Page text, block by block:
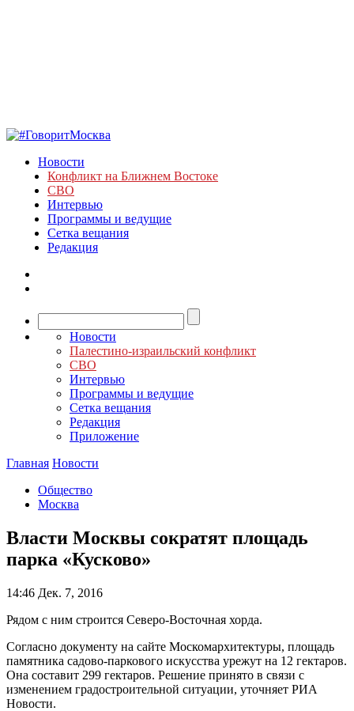
Новости
Конфликт на Ближнем Востоке
СВО
Интервью
Программы и ведущие
Сетка вещания
Редакция
Новости
Палестино-израильский конфликт
СВО
Интервью
Программы и ведущие
Сетка вещания
Редакция
Приложение
Главная Новости
Общество
Москва
Власти Москвы сократят площадь
парка «Кусково»
14:46 Дек. 7, 2016
Рядом с ним строится Северо-Восточная хорда.
Согласно документу на сайте Москомархитектуры, площадь
памятника садово-паркового искусства урежут на 12 гектаров.
Она составит 299 гектаров. Решение принято в связи с
изменением градостроительной ситуации, уточняет РИА
Новости.